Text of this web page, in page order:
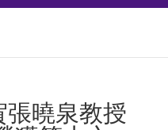
曉泉教授